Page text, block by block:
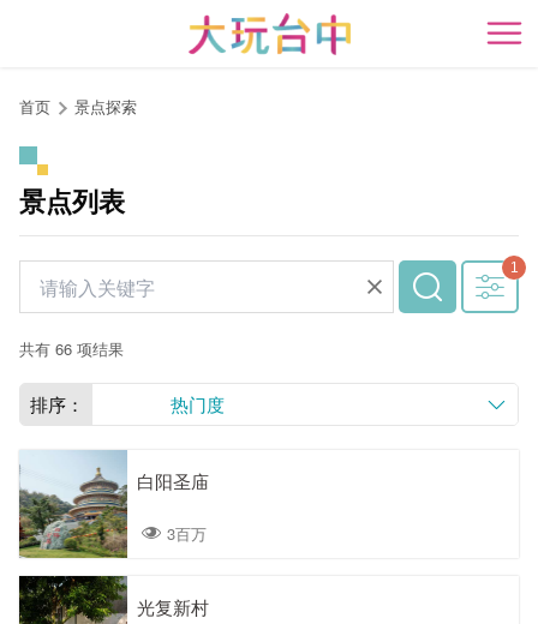
开
首页 景点探索
景点列表
共有 66 项结果
排序： 热门度
白阳圣庙
3百万
光复新村